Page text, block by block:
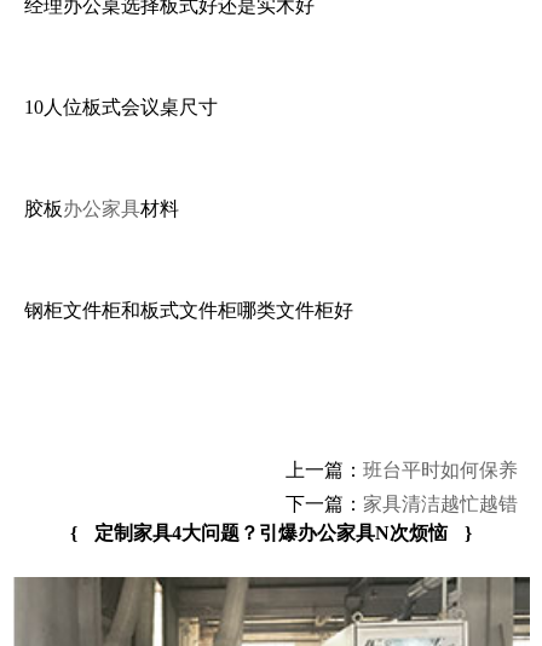
经理办公桌选择板式好还是实木好
10人位板式会议桌尺寸
胶板办公家具材料
钢柜文件柜和板式文件柜哪类文件柜好
上一篇： 班台平时如何保养
下一篇： 家具清洁越忙越错
{
定制家具4大问题？引爆办公家具N次烦恼 }